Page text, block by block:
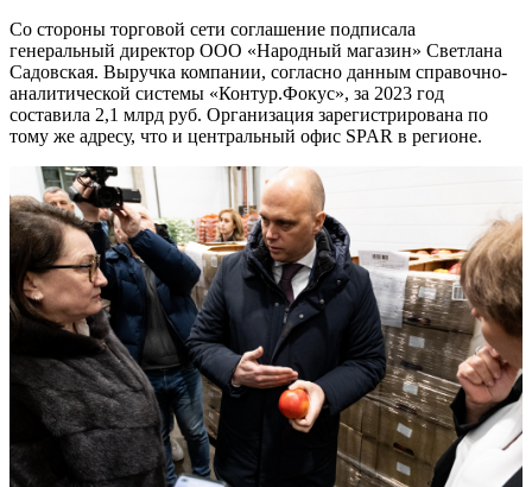
Со стороны торговой сети соглашение подписала
генеральный директор ООО «Народный магазин» Светлана
Садовская. Выручка компании, согласно данным справочно-
аналитической системы «Контур.Фокус», за 2023 год
составила 2,1 млрд руб. Организация зарегистрирована по
тому же адресу, что и центральный офис SPAR в регионе.